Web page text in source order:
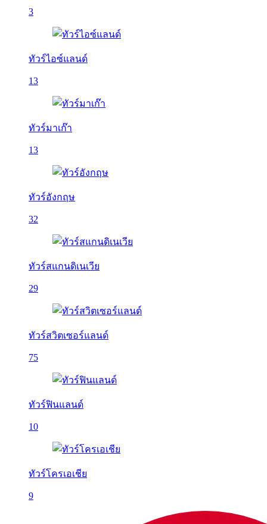
3
ทัวร์ไอซ์แลนด์
13
ทัวร์มาเก๊า
13
ทัวร์อังกฤษ
32
ทัวร์สแกนดิเนเวีย
29
ทัวร์สวิตเซอร์แลนด์
75
ทัวร์ฟินแลนด์
10
ทัวร์โครเอเชีย
9